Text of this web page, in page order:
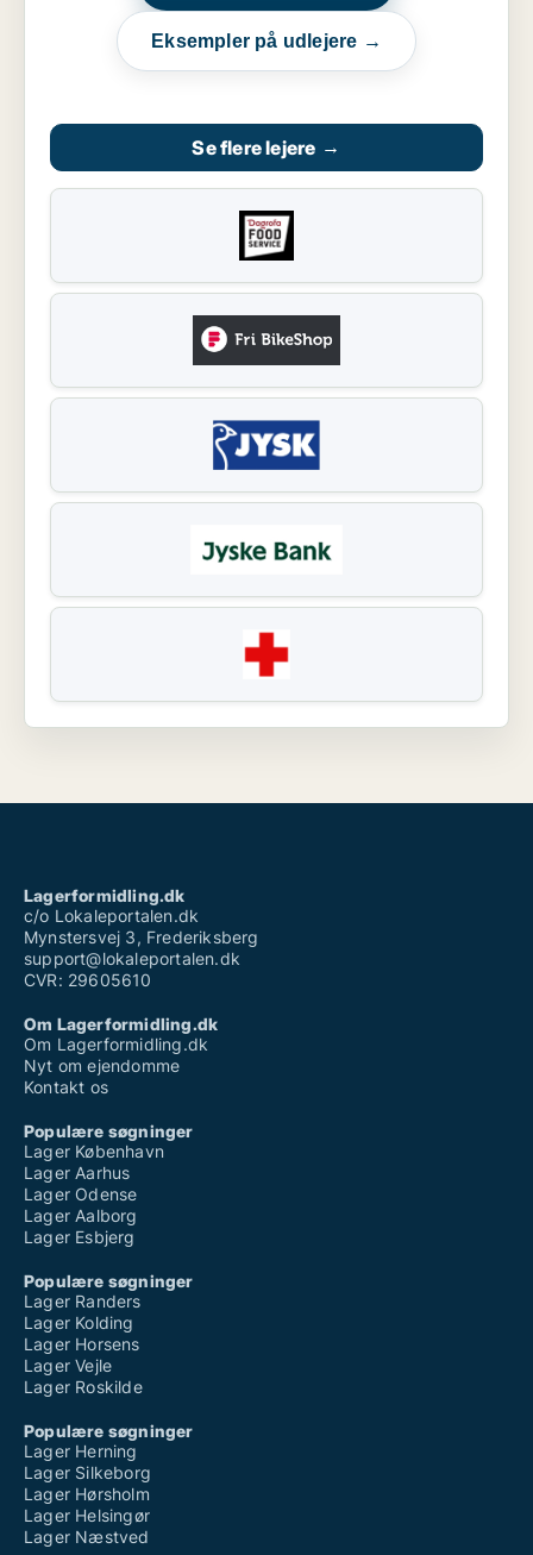
Eksempler på udlejere →
Se flere lejere →
Lagerformidling.dk
c/o Lokaleportalen.dk
Mynstersvej 3, Frederiksberg
support@lokaleportalen.dk
CVR: 29605610
Om Lagerformidling.dk
Om Lagerformidling.dk
Nyt om ejendomme
Kontakt os
Populære søgninger
Lager København
Lager Aarhus
Lager Odense
Lager Aalborg
Lager Esbjerg
Populære søgninger
Lager Randers
Lager Kolding
Lager Horsens
Lager Vejle
Lager Roskilde
Populære søgninger
Lager Herning
Lager Silkeborg
Lager Hørsholm
Lager Helsingør
Lager Næstved